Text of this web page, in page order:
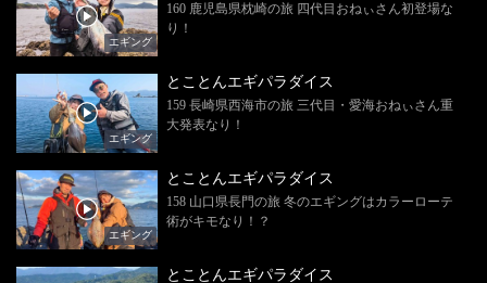
エギング
160 鹿児島県枕崎の旅 四代目おねぃさん初登場な
り！
エギング
とことんエギパラダイス
159 長崎県西海市の旅 三代目・愛海おねぃさん重
大発表なり！
エギング
とことんエギパラダイス
158 山口県長門の旅 冬のエギングはカラーローテ
術がキモなり！？
とことんエギパラダイス